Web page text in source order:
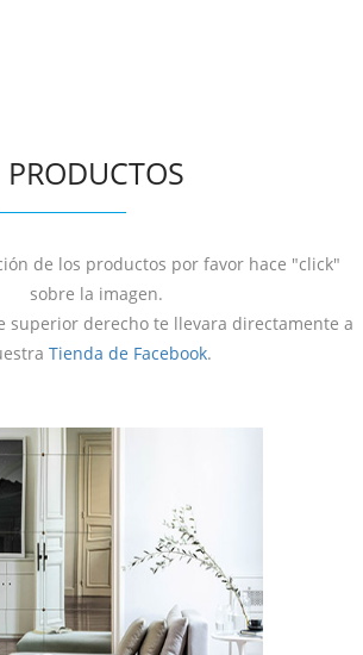
PRODUCTOS
de los productos por favor hace "click"
sobre la imagen.
superior derecho te llevara directamente a
Tienda de Facebook.